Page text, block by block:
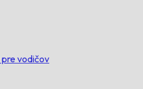
vodičov